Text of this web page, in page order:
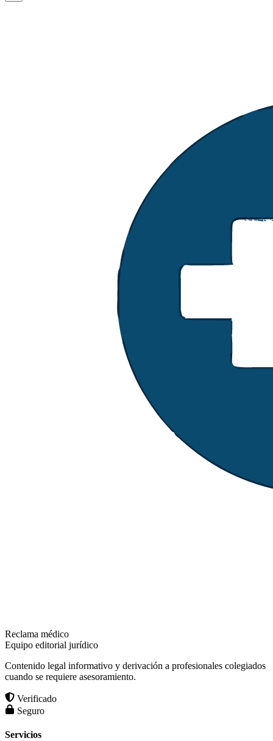
Reclama médico
Equipo editorial jurídico
Contenido legal informativo y derivación a profesionales colegiados
cuando se requiere asesoramiento.
Verificado
Seguro
Servicios